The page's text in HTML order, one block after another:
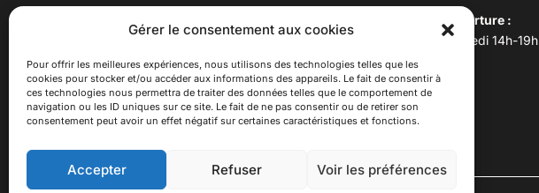
Gérer le consentement aux cookies
Pour offrir les meilleures expériences, nous utilisons des technologies telles que les
cookies pour stocker et/ou accéder aux informations des appareils. Le fait de consentir à
ces technologies nous permettra de traiter des données telles que le comportement de
navigation ou les ID uniques sur ce site. Le fait de ne pas consentir ou de retirer son
consentement peut avoir un effet négatif sur certaines caractéristiques et fonctions.
Accepter Refuser Voir les préférences
(adresse postale : 62 rue St
Maximin, 69003 Lyon)
à 100 mètres du métro D Monplaisir
Lumière, T3 Dauphiné Lacassagne,
bus C16 Dr Rebatel
Horaires d’ouverture :
Du mardi au vendredi 14h-19h
Samedi 10h –17h
Fermeture lundi